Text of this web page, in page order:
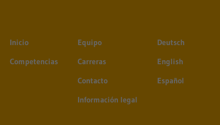
Inicio
Competencias
Equipo
Carreras
Contacto
Información legal
Deutsch
English
Español